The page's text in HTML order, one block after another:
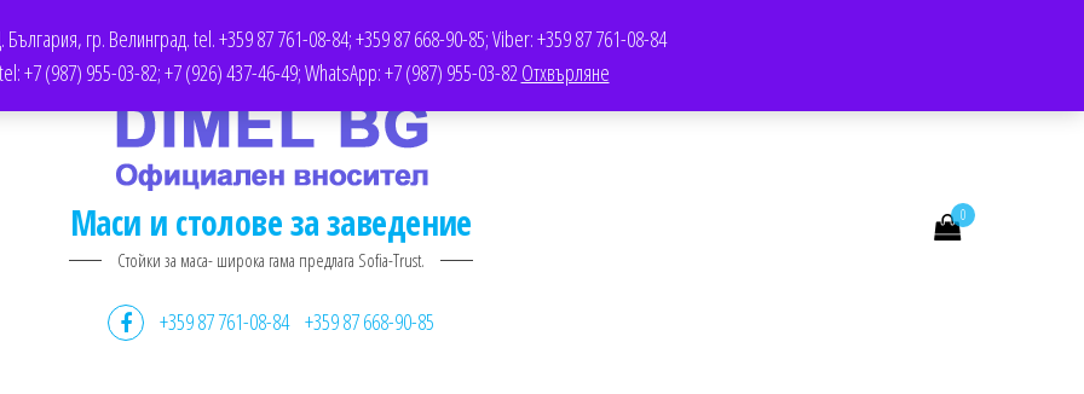
гр. Велинград. tel. +359 87 761-08-84; +359 87 668-90-85; Viber: +359 87 761-08-84
+7 (987) 955-03-82; +7 (926) 437-46-49; WhatsApp: +7 (987) 955-03-82Отхвърляне
Маси и столове за заведение
Стойки за маса- широка гама предлага Sofia-Trust.
0
+359 87 761-08-84 +359 87 668-90-85